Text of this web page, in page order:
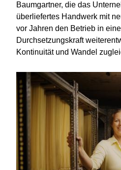
Baumgartner, die das
überliefertes Handwerk mit
vor Jahren den Betrieb in
Durchsetzungskraft
Kontinuität und Wandel